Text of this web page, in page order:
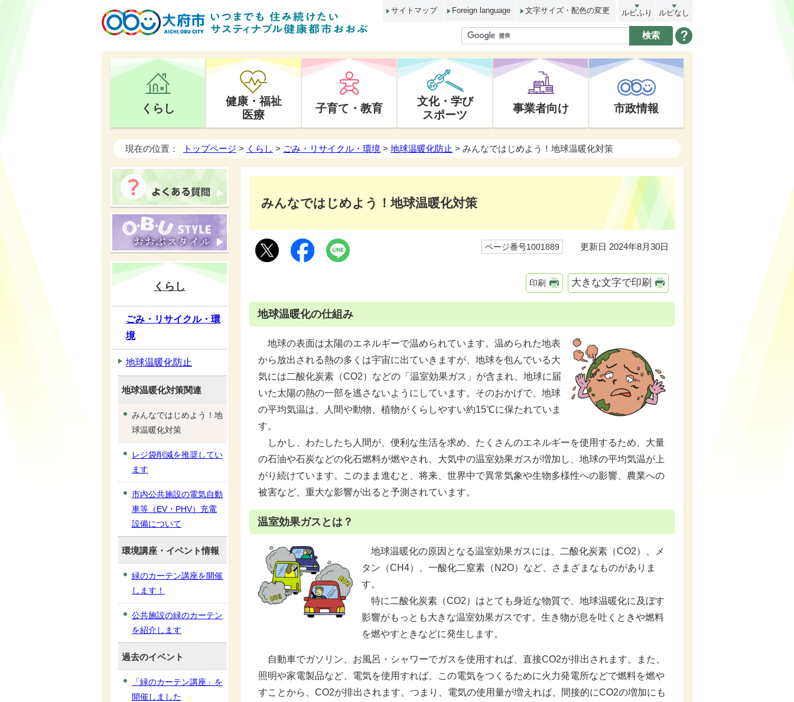
サイトマップ Foreign language 文字サイズ・配色の変更 ルビふり ルビなし
くらし
健康・福祉
医療
子育て・教育
文化・学び
スポーツ
事業者向け 市政情報
現在の位置： トップページ > くらし > ごみ・リサイクル・環境 > 地球温暖化防止 > みんなではじめよう！地球温暖化対策
みんなではじめよう！地球温暖化対策
ページ番号1001889 更新日 2024年8月30日
印刷 大きな文字で印刷
地球温暖化の仕組み
地球の表面は太陽のエネルギーで温められています。温められた地表
から放出される熱の多くは宇宙に出ていきますが、地球を包んでいる大
気には二酸化炭素（CO2）などの「温室効果ガス」が含まれ、地球に届
いた太陽の熱の一部を逃さないようにしています。そのおかげで、地球
の平均気温は、人間や動物、植物がくらしやすい約15℃に保たれていま
す。
しかし、わたしたち人間が、便利な生活を求め、たくさんのエネルギーを使用するため、大量
の石油や石炭などの化石燃料が燃やされ、大気中の温室効果ガスが増加し、地球の平均気温が上
がり続けています。このまま進むと、将来、世界中で異常気象や生物多様性への影響、農業への
被害など、重大な影響が出ると予測されています。
温室効果ガスとは？
地球温暖化の原因となる温室効果ガスには、二酸化炭素（CO2）、メ
タン（CH4）、一酸化二窒素（N2O）など、さまざまなものがありま
す。
特に二酸化炭素（CO2）はとても身近な物質で、地球温暖化に及ぼす
影響がもっとも大きな温室効果ガスです。生き物が息を吐くときや燃料
を燃やすときなどに発生します。
自動車でガソリン、お風呂・シャワーでガスを使用すれば、直接CO2が排出されます。また、
照明や家電製品など、電気を使用すれば、この電気をつくるために火力発電所などで燃料を燃や
すことから、CO2が排出されます。つまり、電気の使用量が増えれば、間接的にCO2の増加にも
くらし
ごみ・リサイクル・環
境
地球温暖化防止
地球温暖化対策関連
みんなではじめよう！地
球温暖化対策
レジ袋削減を推奨してい
ます
市内公共施設の電気自動
車等（EV・PHV）充電
設備について
環境講座・イベント情報
緑のカーテン講座を開催
します！
公共施設の緑のカーテン
を紹介します
過去のイベント
「緑のカーテン講座」を
開催しました